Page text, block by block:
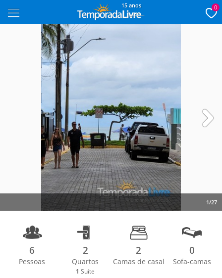
15 anos 0
1/27
6
Pessoas
2
Quartos
1 Suíte
2
Camas de casal
0
Sofa-camas